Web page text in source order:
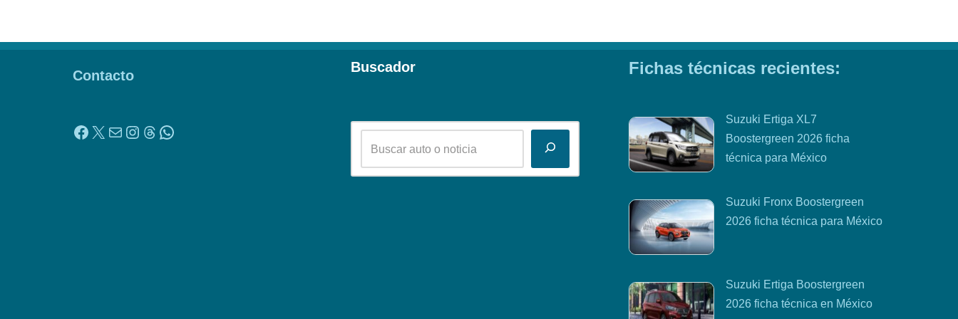
Contacto
Buscador Fichas técnicas recientes:
Suzuki Ertiga XL7
Boostergreen 2026 ficha
técnica para México
Suzuki Fronx Boostergreen
2026 ficha técnica para México
Suzuki Ertiga Boostergreen
2026 ficha técnica en México